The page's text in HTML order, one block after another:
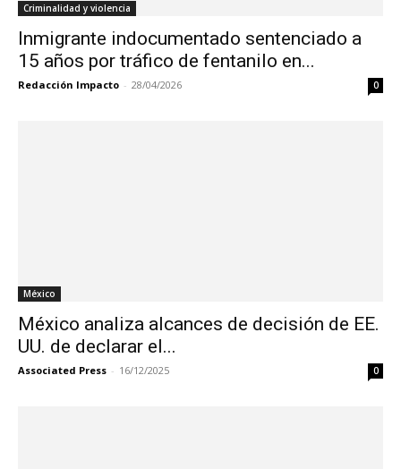
Criminalidad y violencia
Inmigrante indocumentado sentenciado a
15 años por tráfico de fentanilo en...
Redacción Impacto - 28/04/2026 0
México
México analiza alcances de decisión de EE.
UU. de declarar el...
Associated Press - 16/12/2025 0